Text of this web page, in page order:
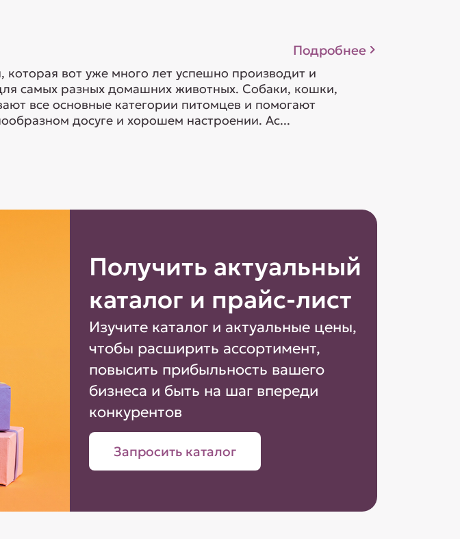
Подробнее
вот уже много лет успешно производит и
самых разных домашних животных. Собаки, кошки,
все основные категории питомцев и помогают
досуге и хорошем настроении. Ас...
Получить актуальный
каталог и прайс-лист
Изучите каталог и актуальные цены,
чтобы расширить ассортимент,
повысить прибыльность вашего
бизнеса и быть на шаг впереди
конкурентов
Запросить каталог